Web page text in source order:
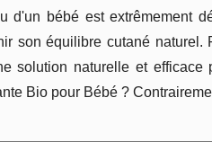
d'un bébé est extrêmement
son équilibre cutané naturel.
solution naturelle et
Bio pour Bébé ?